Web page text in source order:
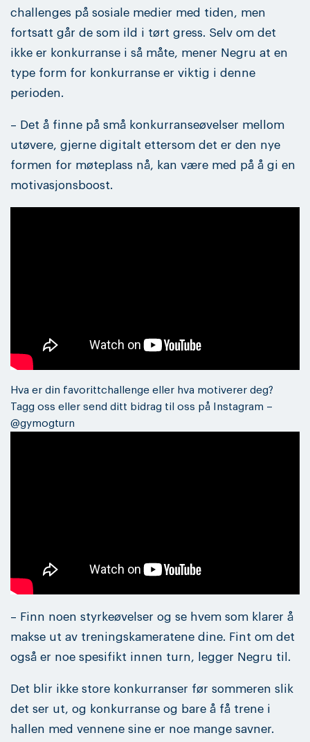
challenges på sosiale medier med tiden, men
fortsatt går de som ild i tørt gress. Selv om det
ikke er konkurranse i så måte, mener Negru at en
type form for konkurranse er viktig i denne
perioden.
– Det å finne på små konkurranseøvelser mellom
utøvere, gjerne digitalt ettersom det er den nye
formen for møteplass nå, kan være med på å gi en
motivasjonsboost.
Hva er din favorittchallenge eller hva motiverer deg?
Tagg oss eller send ditt bidrag til oss på Instagram –
@gymogturn
– Finn noen styrkeøvelser og se hvem som klarer å
makse ut av treningskameratene dine. Fint om det
også er noe spesifikt innen turn, legger Negru til.
Det blir ikke store konkurranser før sommeren slik
det ser ut, og konkurranse og bare å få trene i
hallen med vennene sine er noe mange savner.